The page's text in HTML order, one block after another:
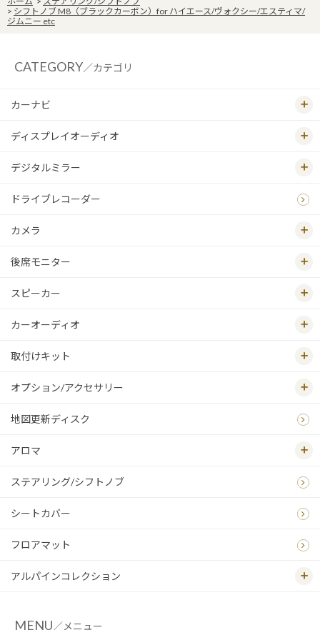
> シフトノブ M8（ブラックカーボン）for ハイエース/ヴォクシー/エスティマ/
ジムニー etc
CATEGORY／カテゴリ
カーナビ
ディスプレイオーディオ
デジタルミラー
ドライブレコーダー
カメラ
後席モニター
スピーカー
カーオーディオ
取付けキット
オプション/アクセサリー
地図更新ディスク
アロマ
ステアリング/シフトノブ
シートカバー
フロアマット
アルパインコレクション
MENU／メニュー